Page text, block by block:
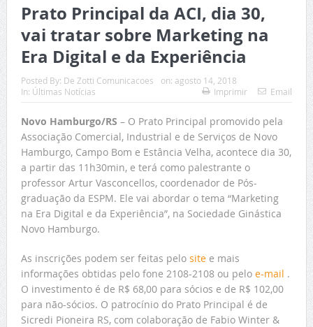
Prato Principal da ACI, dia 30,
vai tratar sobre Marketing na
Era Digital e da Experiência
Posted By: De Zotti Comunicacoes on: agosto 14, 2018
In: Últimas Notícias Imprimir Email
Novo Hamburgo/RS – O Prato Principal promovido pela
Associação Comercial, Industrial e de Serviços de Novo
Hamburgo, Campo Bom e Estância Velha, acontece dia 30,
a partir das 11h30min, e terá como palestrante o
professor Artur Vasconcellos, coordenador de Pós-
graduação da ESPM. Ele vai abordar o tema “Marketing
na Era Digital e da Experiência”, na Sociedade Ginástica
Novo Hamburgo.
As inscrições podem ser feitas pelo sitee mais
informações obtidas pelo fone 2108-2108 ou pelo e-mail .
O investimento é de R$ 68,00 para sócios e de R$ 102,00
para não-sócios. O patrocínio do Prato Principal é de
Sicredi Pioneira RS, com colaboração de Fabio Winter &